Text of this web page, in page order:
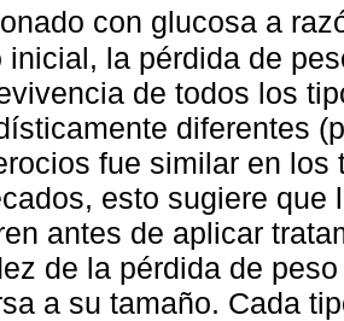
con glucosa a
inicial, la pérdida de
de todos los
diferentes
fue similar en
esto sugiere
antes de aplicar
de la pérdida de
a su tamaño. Cada